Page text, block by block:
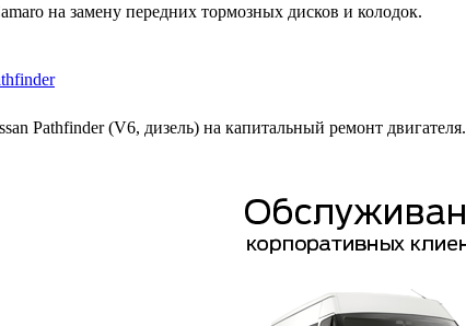
на замену передних тормозных дисков и колодок.
Pathfinder (V6, дизель) на капитальный ремонт двигателя.